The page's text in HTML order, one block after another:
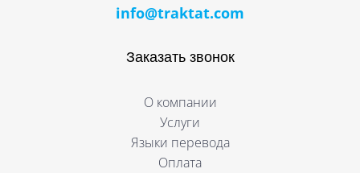
Заказать звонок
О компании
Услуги
Языки перевода
Оплата
info@traktat.com